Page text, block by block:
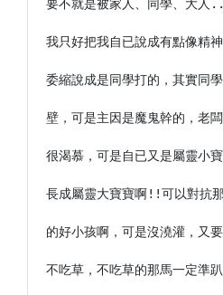
要不就是被家人、同學、大
我只好把我自已說成有點像精
委縮說成是同學打的，其實同
壁，可是主因是魔鬼幹的，老
很渴慕，可是自已又是屬靈小
長成屬靈大寶寶啊!!可以對抗
的好小孩啊，可是沒澆灌，又
不吃草，不吃草的那馬一定準